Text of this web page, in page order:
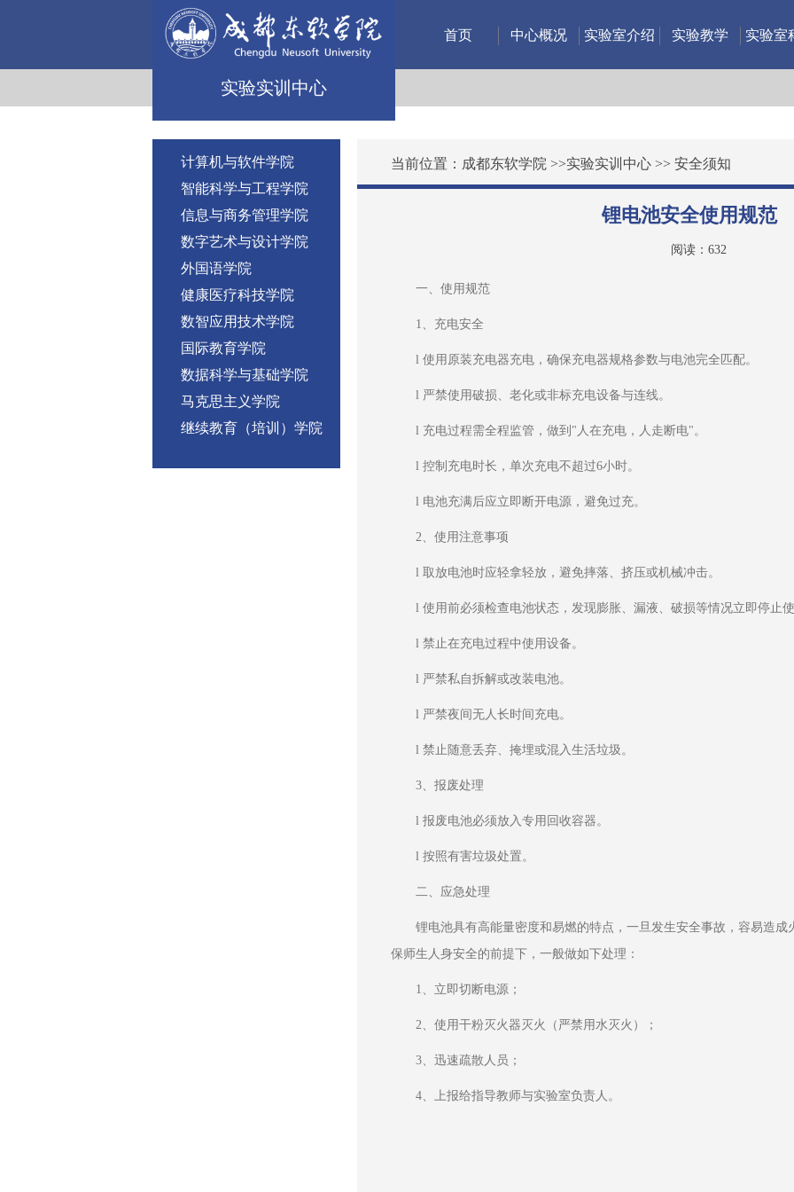
实验实训中心
首页 中心概况 实验室介绍 实验教学 实验室
计算机与软件学院
智能科学与工程学院
信息与商务管理学院
数字艺术与设计学院
外国语学院
健康医疗科技学院
数智应用技术学院
国际教育学院
数据科学与基础学院
马克思主义学院
继续教育（培训）学院
当前位置： 成都东软学院 >>实验实训中心>> 安全须知
锂电池安全使用规范
阅读： 632
一、使用规范
1、充电安全
l 使用原装充电器充电，确保充电器规格参数与电池完全匹配。
l 严禁使用破损、老化或非标充电设备与连线。
l 充电过程需全程监管，做到"人在充电，人走断电"。
l 控制充电时长，单次充电不超过6小时。
l 电池充满后应立即断开电源，避免过充。
2、使用注意事项
l 取放电池时应轻拿轻放，避免摔落、挤压或机械冲击。
l 使用前必须检查电池状态，发现膨胀、漏液、破损等情况立即停止
l 禁止在充电过程中使用设备。
l 严禁私自拆解或改装电池。
l 严禁夜间无人长时间充电。
l 禁止随意丢弃、掩埋或混入生活垃圾。
3、报废处理
l 报废电池必须放入专用回收容器。
l 按照有害垃圾处置。
二、应急处理
锂电池具有高能量密度和易燃的特点，一旦发生安全事故，容易造
保师生人身安全的前提下，一般做如下处理：
1、立即切断电源；
2、使用干粉灭火器灭火（严禁用水灭火）；
3、迅速疏散人员；
4、上报给指导教师与实验室负责人。